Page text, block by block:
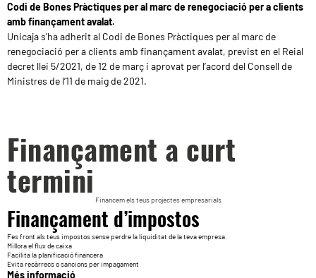
Codi de Bones Pràctiques per al marc de renegociació per a clients
amb finançament avalat.
Unicaja s’ha adherit al Codi de Bones Pràctiques per al marc de
renegociació per a clients amb finançament avalat, previst en el Reial
decret llei 5/2021, de 12 de març i aprovat per l’acord del Consell de
Ministres de l’11 de maig de 2021.
Finançament a curt
termini Financem els teus projectes empresarials
Finançament d’impostos
Fes front als teus impostos sense perdre la liquiditat de la teva empresa.
Millora el flux de caixa
Facilita la planificació financera
Evita recàrrecs o sancions per impagament
Més informació